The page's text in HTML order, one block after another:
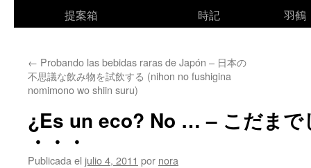
提案箱
時記
羽鶴
← Probando las bebidas raras de Japón – 日本の
不思議な飲み物を試飲する (nihon no fushigina
nomimono wo shiin suru)
¿Es un eco? No … – こだまで
・・・
Publicada el julio 4, 2011 por nora